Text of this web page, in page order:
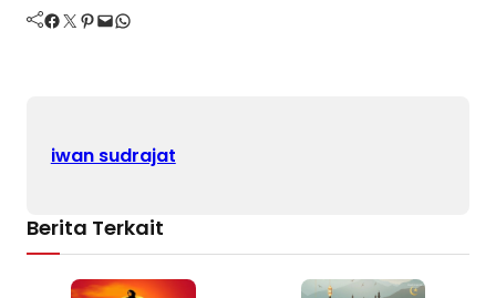
Facebook Twitter Pinterest Mail WhatsApp
iwan sudrajat
Berita Terkait